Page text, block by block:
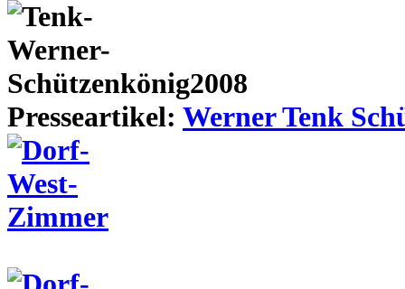
Presseartikel: Werner Tenk